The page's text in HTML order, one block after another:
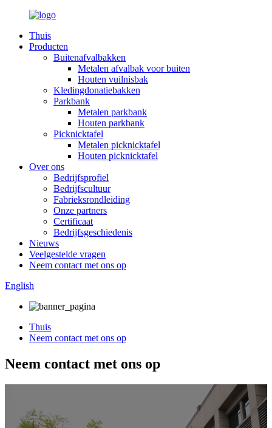
Thuis
Producten
Buitenafvalbakken
Metalen afvalbak voor buiten
Houten vuilnisbak
Kledingdonatiebakken
Parkbank
Metalen parkbank
Houten parkbank
Picknicktafel
Metalen picknicktafel
Houten picknicktafel
Over ons
Bedrijfsprofiel
Bedrijfscultuur
Fabrieksrondleiding
Onze partners
Certificaat
Bedrijfsgeschiedenis
Nieuws
Veelgestelde vragen
Neem contact met ons op
English
Thuis
Neem contact met ons op
Neem contact met ons op